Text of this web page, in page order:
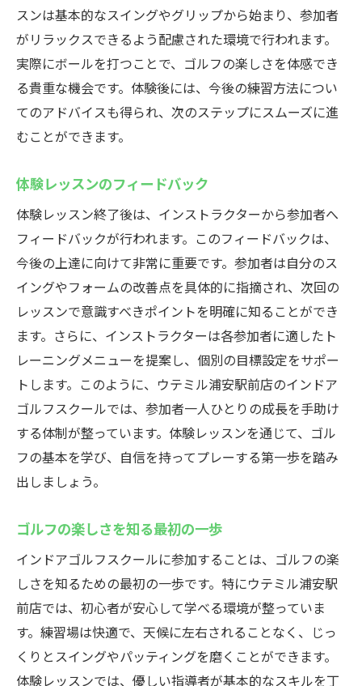
スンは基本的なスイングやグリップから始まり、参加者
がリラックスできるよう配慮された環境で行われます。
実際にボールを打つことで、ゴルフの楽しさを体感でき
る貴重な機会です。体験後には、今後の練習方法につい
てのアドバイスも得られ、次のステップにスムーズに進
むことができます。
体験レッスンのフィードバック
体験レッスン終了後は、インストラクターから参加者へ
フィードバックが行われます。このフィードバックは、
今後の上達に向けて非常に重要です。参加者は自分のス
イングやフォームの改善点を具体的に指摘され、次回の
レッスンで意識すべきポイントを明確に知ることができ
ます。さらに、インストラクターは各参加者に適したト
レーニングメニューを提案し、個別の目標設定をサポー
トします。このように、ウテミル浦安駅前店のインドア
ゴルフスクールでは、参加者一人ひとりの成長を手助け
する体制が整っています。体験レッスンを通じて、ゴル
フの基本を学び、自信を持ってプレーする第一歩を踏み
出しましょう。
ゴルフの楽しさを知る最初の一歩
インドアゴルフスクールに参加することは、ゴルフの楽
しさを知るための最初の一歩です。特にウテミル浦安駅
前店では、初心者が安心して学べる環境が整っていま
す。練習場は快適で、天候に左右されることなく、じっ
くりとスイングやパッティングを磨くことができます。
体験レッスンでは、優しい指導者が基本的なスキルを丁